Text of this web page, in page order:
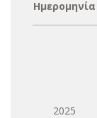
Ημερομηνία
2025